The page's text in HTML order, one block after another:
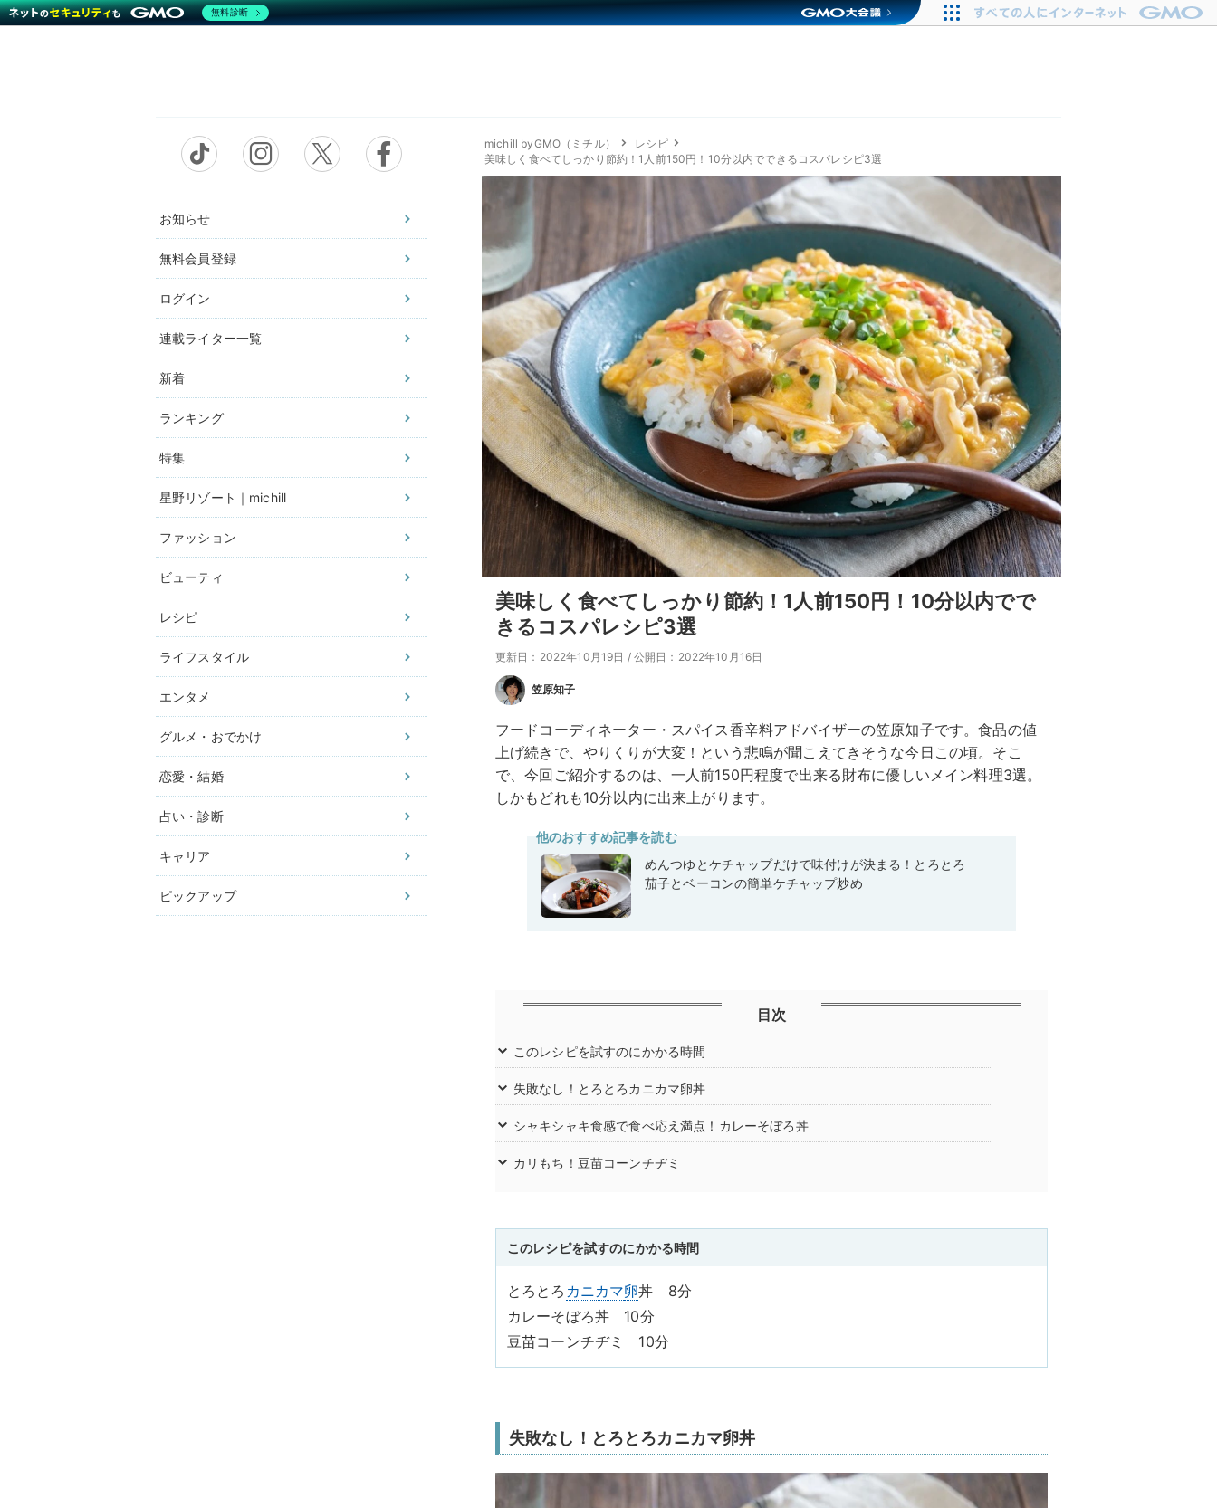
お知らせ
無料会員登録
ログイン
連載ライター一覧
新着
ランキング
特集
星野リゾート｜michill
ファッション
ビューティ
レシピ
ライフスタイル
エンタメ
グルメ・おでかけ
恋愛・結婚
占い・診断
キャリア
ピックアップ
michill byGMO（ミチル）
レシピ
美味しく食べてしっかり節約！1人前150円！10分以内でできるコスパレシピ3選
美味しく食べてしっかり節約！1人前150円！10分以内でで
きるコスパレシピ3選
更新日：2022年10月19日 / 公開日：2022年10月16日
笠原知子
フードコーディネーター・スパイス香辛料アドバイザーの笠原知子です。食品の値
上げ続きで、やりくりが大変！という悲鳴が聞こえてきそうな今日この頃。そこ
で、今回ご紹介するのは、一人前150円程度で出来る財布に優しいメイン料理3選。
しかもどれも10分以内に出来上がります。
他のおすすめ記事を読む
めんつゆとケチャップだけで味付けが決まる！とろとろ
茄子とベーコンの簡単ケチャップ炒め
目次
このレシピを試すのにかかる時間
失敗なし！とろとろカニカマ卵丼
シャキシャキ食感で食べ応え満点！カレーそぼろ丼
カリもち！豆苗コーンチヂミ
このレシピを試すのにかかる時間
とろとろ カニカマ卵丼 8分
カレーそぼろ丼 10分
豆苗コーンチヂミ 10分
失敗なし！とろとろカニカマ卵丼
無料診断